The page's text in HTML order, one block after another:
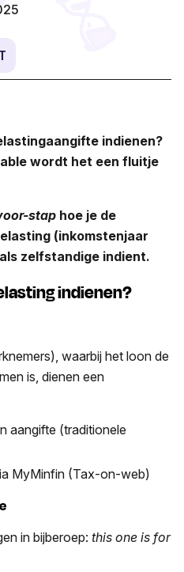
indienen?
wordt het een fluitje
stap hoe je de
(inkomstenjaar
als zelfstandige indient.
indienen?
waarbij het loon de
is, dienen een
aangifte (traditionele
MyMinfin (Tax-on-web)
in bijberoep: this one is for